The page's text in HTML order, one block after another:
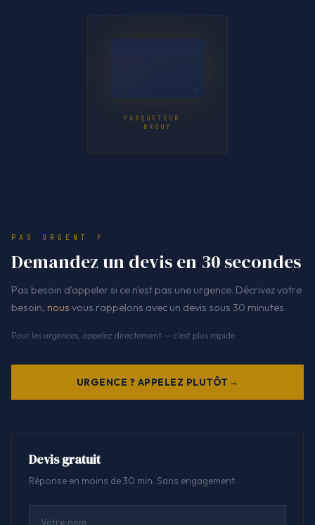
PARQUETEUR ·
BROUY
PAS URGENT ?
Demandez un devis en 30 secondes
Pas besoin d'appeler si ce n'est pas une urgence. Décrivez votre
besoin, nous vous rappelons avec un devis sous 30 minutes.
Pour les urgences, appelez directement — c'est plus rapide.
URGENCE ? APPELEZ PLUTÔT
Devis gratuit
Réponse en moins de 30 min. Sans engagement.